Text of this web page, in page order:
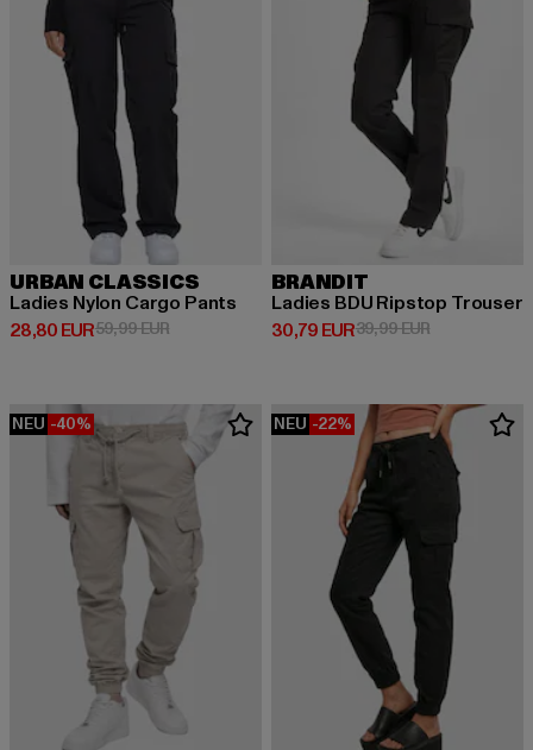
URBAN CLASSICS
Ladies Nylon Cargo Pants
28,80 EUR
Derzeitiger Preis: 28,80 EUR
59,99 EURAktionspreis: 59,99 EUR
BRANDIT
Ladies BDU Ripstop Trouser
30,79 EUR
Derzeitiger Preis: 30,79 EUR
39,99 EURAktionspreis:
NEU -40% NEU -22%